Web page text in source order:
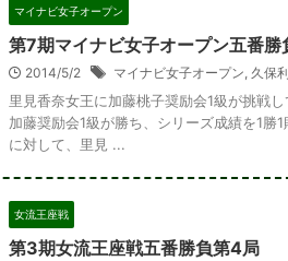
マイナビ女子オープン
第7期マイナビ女子オープン五番勝
2014/5/2 マイナビ女子オープン, 久保
里見香奈女王に加藤桃子奨励会1級が挑戦
加藤奨励会1級が勝ち、シリーズ成績を1勝
に対して、里見 ...
女流王座戦
第3期女流王座戦五番勝負第4局